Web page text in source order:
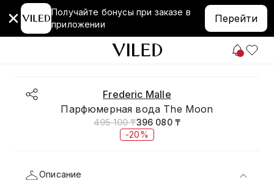
Получайте бонусы при заказе в
приложении
Перейти
Frederic Malle
Парфюмерная вода The Moon
495 100 ₸396 080 ₸
-20%
Описание